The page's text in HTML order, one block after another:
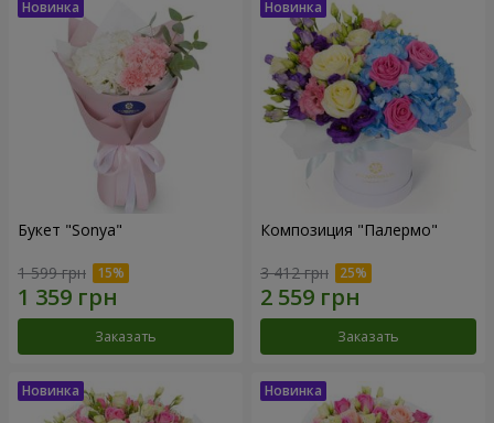
Букет "Sonya"
1 599 грн
Заказать
Композиция "Палермо"
3 412 грн
Заказать